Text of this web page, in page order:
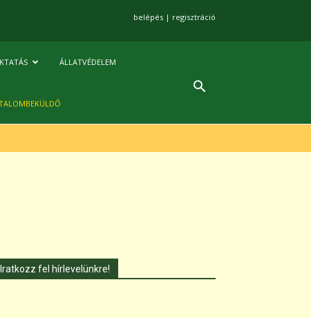
belépés | regisztráció
ÁLLATVÉDELEM
Iratkozz fel hírlevelünkre!